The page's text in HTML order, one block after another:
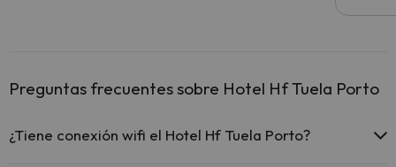
Preguntas frecuentes sobre Hotel Hf Tuela Porto
¿Tiene conexión wifi el Hotel Hf Tuela Porto?